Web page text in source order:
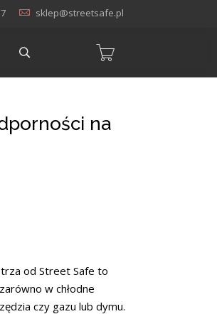
sklep@streetsafe.pl
na
od Street Safe to
w chłodne
czy gazu lub dymu.